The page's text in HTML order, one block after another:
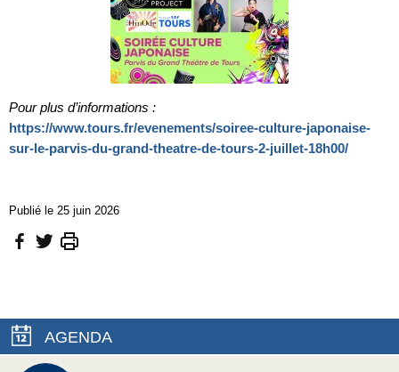
Pour plus d’informations :
https://www.tours.fr/evenements/soiree-culture-japonaise-
sur-le-parvis-du-grand-theatre-de-tours-2-juillet-18h00/
Publié le 25 juin 2026
AGENDA